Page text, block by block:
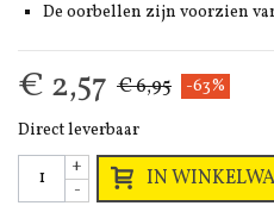
De oorbellen zijn voorzien
€ 2,57 € 6,95
-63%
Direct leverbaar
-
+ IN